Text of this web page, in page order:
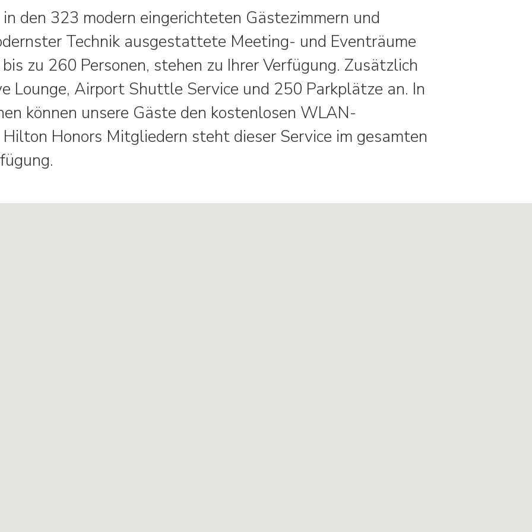
den 323 modern eingerichteten Gästezimmern und
Technik ausgestattete Meeting- und Eventräume
zu 260 Personen, stehen zu Ihrer Verfügung. Zusätzlich
Lounge, Airport Shuttle Service und 250 Parkplätze an. In
können unsere Gäste den kostenlosen WLAN-
Honors Mitgliedern steht dieser Service im gesamten